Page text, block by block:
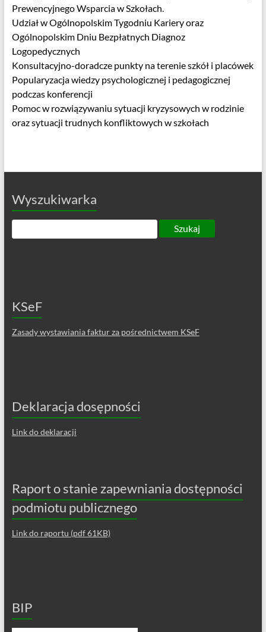
Prewencyjnego Wsparcia w Szkołach.
Udział w Ogólnopolskim Tygodniu Kariery oraz
Ogólnopolskim Dniu Bezpłatnych Diagnoz
Logopedycznych
Konsultacyjno-doradcze punkty na terenie szkół i placówek
Popularyzacja wiedzy psychologicznej i pedagogicznej
podczas konferencji
Pomoc w rozwiązywaniu sytuacji kryzysowych w rodzinie
oraz sytuacji trudnych konfliktowych w szkołach
Wyszukiwarka
KSeF
Zasady wystawiania faktur za pośrednictwem KSeF
Deklaracja dosępności
Link do deklaracji
Raport o stanie zapewniania dostępności
podmiotu publicznego
Link do raportu (pdf 61KB)
BIP